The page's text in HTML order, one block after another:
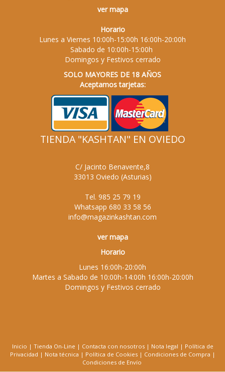
ver mapa
Horario
Lunes a Viernes 10:00h-15:00h 16:00h-20:00h
Sabado de 10:00h-15:00h
Domingos y Festivos cerrado
SOLO MAYORES DE 18 AÑOS
Aceptamos tarjetas:
TIENDA "KASHTAN" EN OVIEDO
C/ Jacinto Benavente,8
33013 Oviedo (Asturias)
Tel. 985 25 79 19
Whatsapp 680 33 58 56
info@magazinkashtan.com
ver mapa
Horario
Lunes 16:00h-20:00h
Martes a Sabado de 10:00h-14:00h 16:00h-20:00h
Domingos y Festivos cerrado
Inicio | Tienda On-Line | Contacta con nosotros| Nota legal | Política de
Privacidad | Nota técnica | Política de Cookies| Condiciones de Compra |
Condiciones de Envío